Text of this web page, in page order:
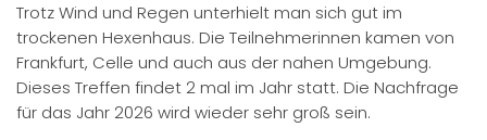
Trotz Wind und Regen unterhielt man sich gut im
trockenen Hexenhaus. Die Teilnehmerinnen kamen von
Frankfurt, Celle und auch aus der nahen Umgebung.
Dieses Treffen findet 2 mal im Jahr statt. Die Nachfrage
für das Jahr 2026 wird wieder sehr groß sein.